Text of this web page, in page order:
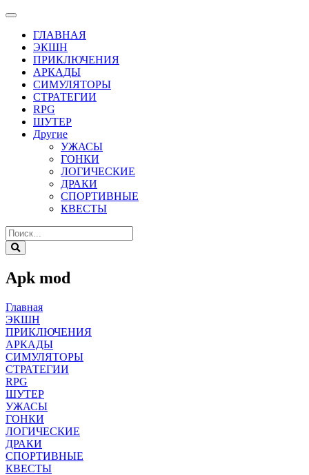
ГЛАВНАЯ
ЭКШН
ПРИКЛЮЧЕНИЯ
АРКАДЫ
СИМУЛЯТОРЫ
СТРАТЕГИИ
RPG
ШУТЕР
Другие
УЖАСЫ
ГОНКИ
ЛОГИЧЕСКИЕ
ДРАКИ
СПОРТИВНЫЕ
КВЕСТЫ
Apk mod
Главная
ЭКШН
ПРИКЛЮЧЕНИЯ
АРКАДЫ
СИМУЛЯТОРЫ
СТРАТЕГИИ
RPG
ШУТЕР
УЖАСЫ
ГОНКИ
ЛОГИЧЕСКИЕ
ДРАКИ
СПОРТИВНЫЕ
КВЕСТЫ